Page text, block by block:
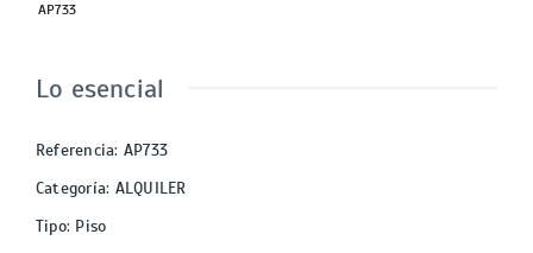
AP733
Lo esencial
Referencia: AP733
Categoría: ALQUILER
Tipo: Piso